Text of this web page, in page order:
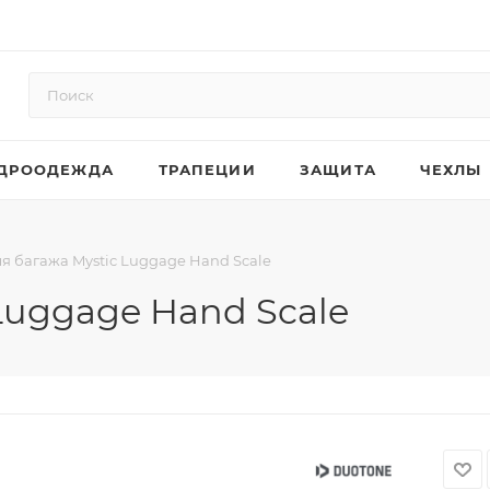
ТРАПЕЦИИ ЗАЩИТА ЧЕХЛЫ
багажа Mystic Luggage Hand Scale
Hand Scale